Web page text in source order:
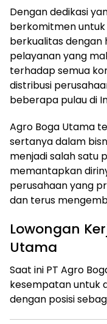
Dengan dedikasi
berkomitmen
berkualitas dengan
pelayanan yang
terhadap semua
distribusi
beberapa pulau di
Agro Boga Utama
sertanya dalam
menjadi salah satu
memantapkan
perusahaan yang
dan terus
Lowongan
Utama
Saat ini PT Agro
kesempatan untuk
dengan posisi